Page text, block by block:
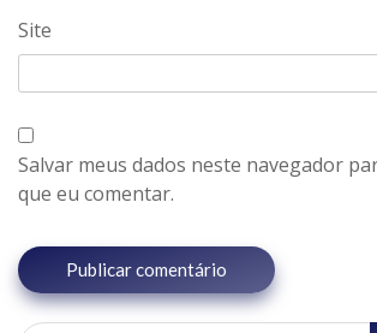
Site
Salvar meus dados neste navegador
que eu comentar.